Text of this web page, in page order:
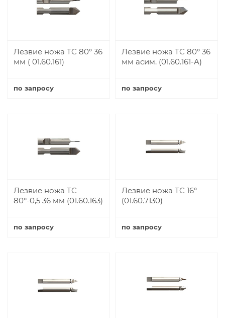
Лезвие ножа TC 80° 36
мм ( 01.60.161)
по запросу
Лезвие ножа TC 80° 36
мм асим. (01.60.161-A)
по запросу
Лезвие ножа TC
80°-0,5 36 мм (01.60.163)
по запросу
Лезвие ножа TC 16°
(01.60.7130)
по запросу